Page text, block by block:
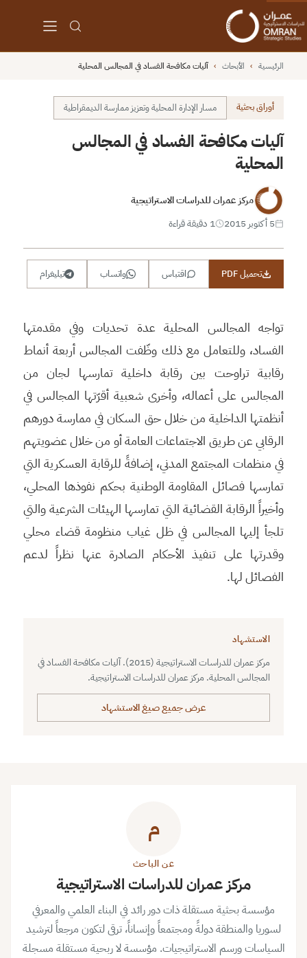
الرئيسية › الأبحاث › آليات مكافحة الفساد في المجالس المحلية
أوراق بحثية مسار الإدارة المحلية وتعزيز ممارسة الديمقراطية
آليات مكافحة الفساد في المجالس
المحلية
مركز عمران للدراسات الاستراتيجية
5 أكتوبر 2015
1 دقيقة قراءة
تحميل PDF اقتباس واتساب تيليغرام
تواجه المجالس المحلية عدة تحديات وفي مقدمتها
الفساد، وللتعامل مع ذلك وظّفت المجالس أربعة أنماط
رقابية تراوحت بين رقابة داخلية تمارسها لجان من
المجالس على أعماله، وأخرى شعبية أقرّتها المجالس في
أنظمتها الداخلية من خلال حق السكان في ممارسة دورهم
الرقابي عن طريق الاجتماعات العامة أو من خلال عضويتهم
في منظمات المجتمع المدني، إضافةً للرقابة العسكرية التي
تمارسها فصائل المقاومة الوطنية بحكم نفوذها المحلي،
وأخيراً الرقابة القضائية التي تمارسها الهيئات الشرعية والتي
تلجأ إليها المجالس في ظل غياب منظومة قضاء محلي
وقدرتها على تنفيذ الأحكام الصادرة عنها نظراً لدعم
الفصائل لها.
الاستشهاد
مركز عمران للدراسات الاستراتيجية (2015). آليات مكافحة الفساد في
المجالس المحلية. مركز عمران للدراسات الاستراتيجية.
عرض جميع صيغ الاستشهاد
م
عن الباحث
مركز عمران للدراسات الاستراتيجية
مؤسسة بحثية مستقلة ذات دور رائد في البناء العلمي والمعرفي
لسوريا والمنطقة دولةً ومجتمعاً وإنساناً، ترقى لتكون مرجعاً لترشيد
السياسات ورسم الاستراتيجيات. مؤسسة لا ربحية مستقلة مسجلة